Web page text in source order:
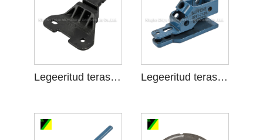
Legeeritud terasest ränidioksiidi soliidne lagede investeerimisvalu Legeeritud terasest ränidioksiid Sol Investment Casting puhvrid